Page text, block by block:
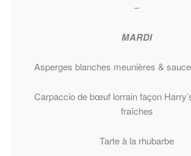
–
MARDI
Asperges blanches meunières &
Carpaccio de bœuf lorrain façon
fraîches
Tarte à la rhubarbe